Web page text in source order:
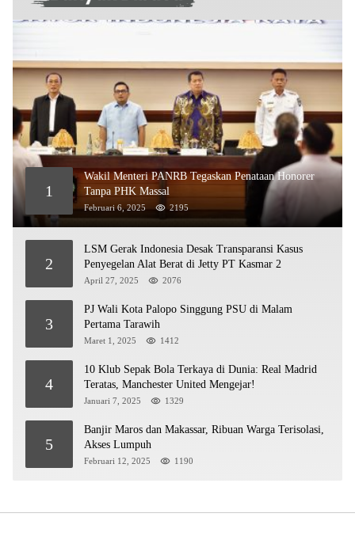
1
Wakil Menteri PANRB Tegaskan Penataan Honorer
Tanpa PHK Massal
Februari 6, 2025 2195
2
LSM Gerak Indonesia Desak Transparansi Kasus
Penyegelan Alat Berat di Jetty PT Kasmar 2
April 27, 2025 2076
3
PJ Wali Kota Palopo Singgung PSU di Malam
Pertama Tarawih
Maret 1, 2025 1412
4
10 Klub Sepak Bola Terkaya di Dunia: Real Madrid
Teratas, Manchester United Mengejar!
Januari 7, 2025 1329
5
Banjir Maros dan Makassar, Ribuan Warga Terisolasi,
Akses Lumpuh
Februari 12, 2025 1190